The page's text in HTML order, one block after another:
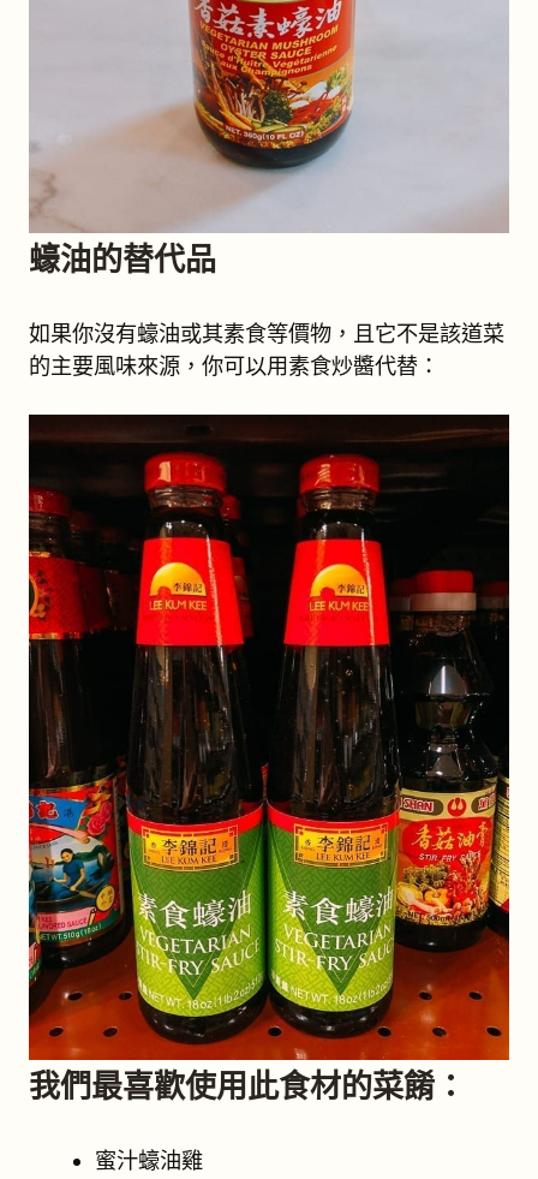
蠔油的替代品
如果你沒有蠔油或其素食等價物，且它不是該道菜
的主要風味來源，你可以用素食炒醬代替：
我們最喜歡使用此食材的菜餚：
蜜汁蠔油雞